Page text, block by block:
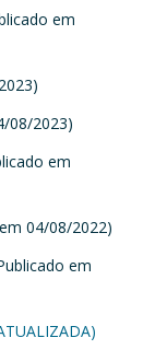
em
08/2023)
em
04/08/2022)
em